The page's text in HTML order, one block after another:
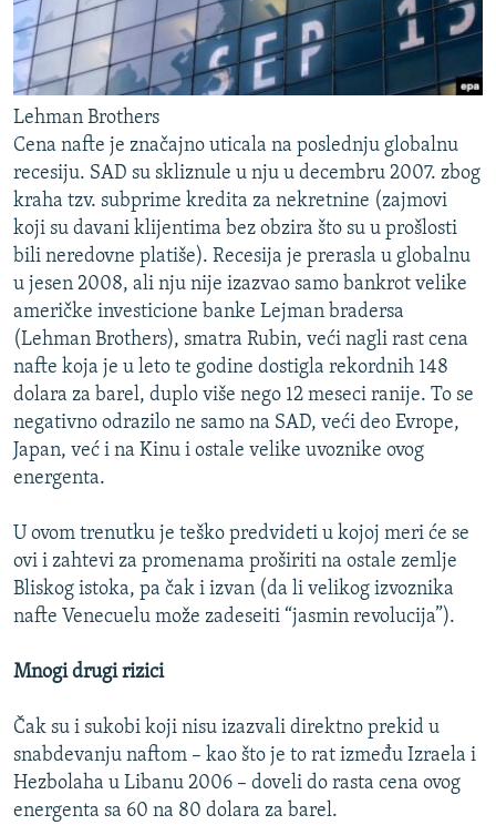
Lehman Brothers
Cena nafte je značajno uticala na poslednju globalnu
recesiju. SAD su skliznule u nju u decembru 2007. zbog
kraha tzv. subprime kredita za nekretnine (zajmovi
koji su davani klijentima bez obzira što su u prošlosti
bili neredovne platiše). Recesija je prerasla u globalnu
u jesen 2008, ali nju nije izazvao samo bankrot velike
američke investicione banke Lejman bradersa
(Lehman Brothers), smatra Rubin, veći nagli rast cena
nafte koja je u leto te godine dostigla rekordnih 148
dolara za barel, duplo više nego 12 meseci ranije. To se
negativno odrazilo ne samo na SAD, veći deo Evrope,
Japan, već i na Kinu i ostale velike uvoznike ovog
energenta.
U ovom trenutku je teško predvideti u kojoj meri će se
ovi i zahtevi za promenama proširiti na ostale zemlje
Bliskog istoka, pa čak i izvan (da li velikog izvoznika
nafte Venecuelu može zadeseiti “jasmin revolucija”).
Mnogi drugi rizici
Čak su i sukobi koji nisu izazvali direktno prekid u
snabdevanju naftom – kao što je to rat između Izraela i
Hezbolaha u Libanu 2006 – doveli do rasta cena ovog
energenta sa 60 na 80 dolara za barel.